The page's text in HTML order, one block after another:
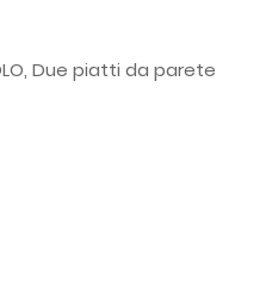
Due piatti da parete